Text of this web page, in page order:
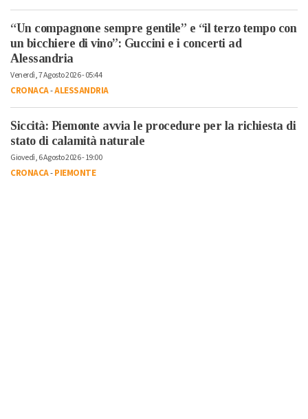
“Un compagnone sempre gentile” e “il terzo tempo con
un bicchiere di vino”: Guccini e i concerti ad
Alessandria
Venerdì, 7 Agosto 2026 - 05:44
CRONACA-ALESSANDRIA
Siccità: Piemonte avvia le procedure per la richiesta di
stato di calamità naturale
Giovedì, 6 Agosto 2026 - 19:00
CRONACA-PIEMONTE